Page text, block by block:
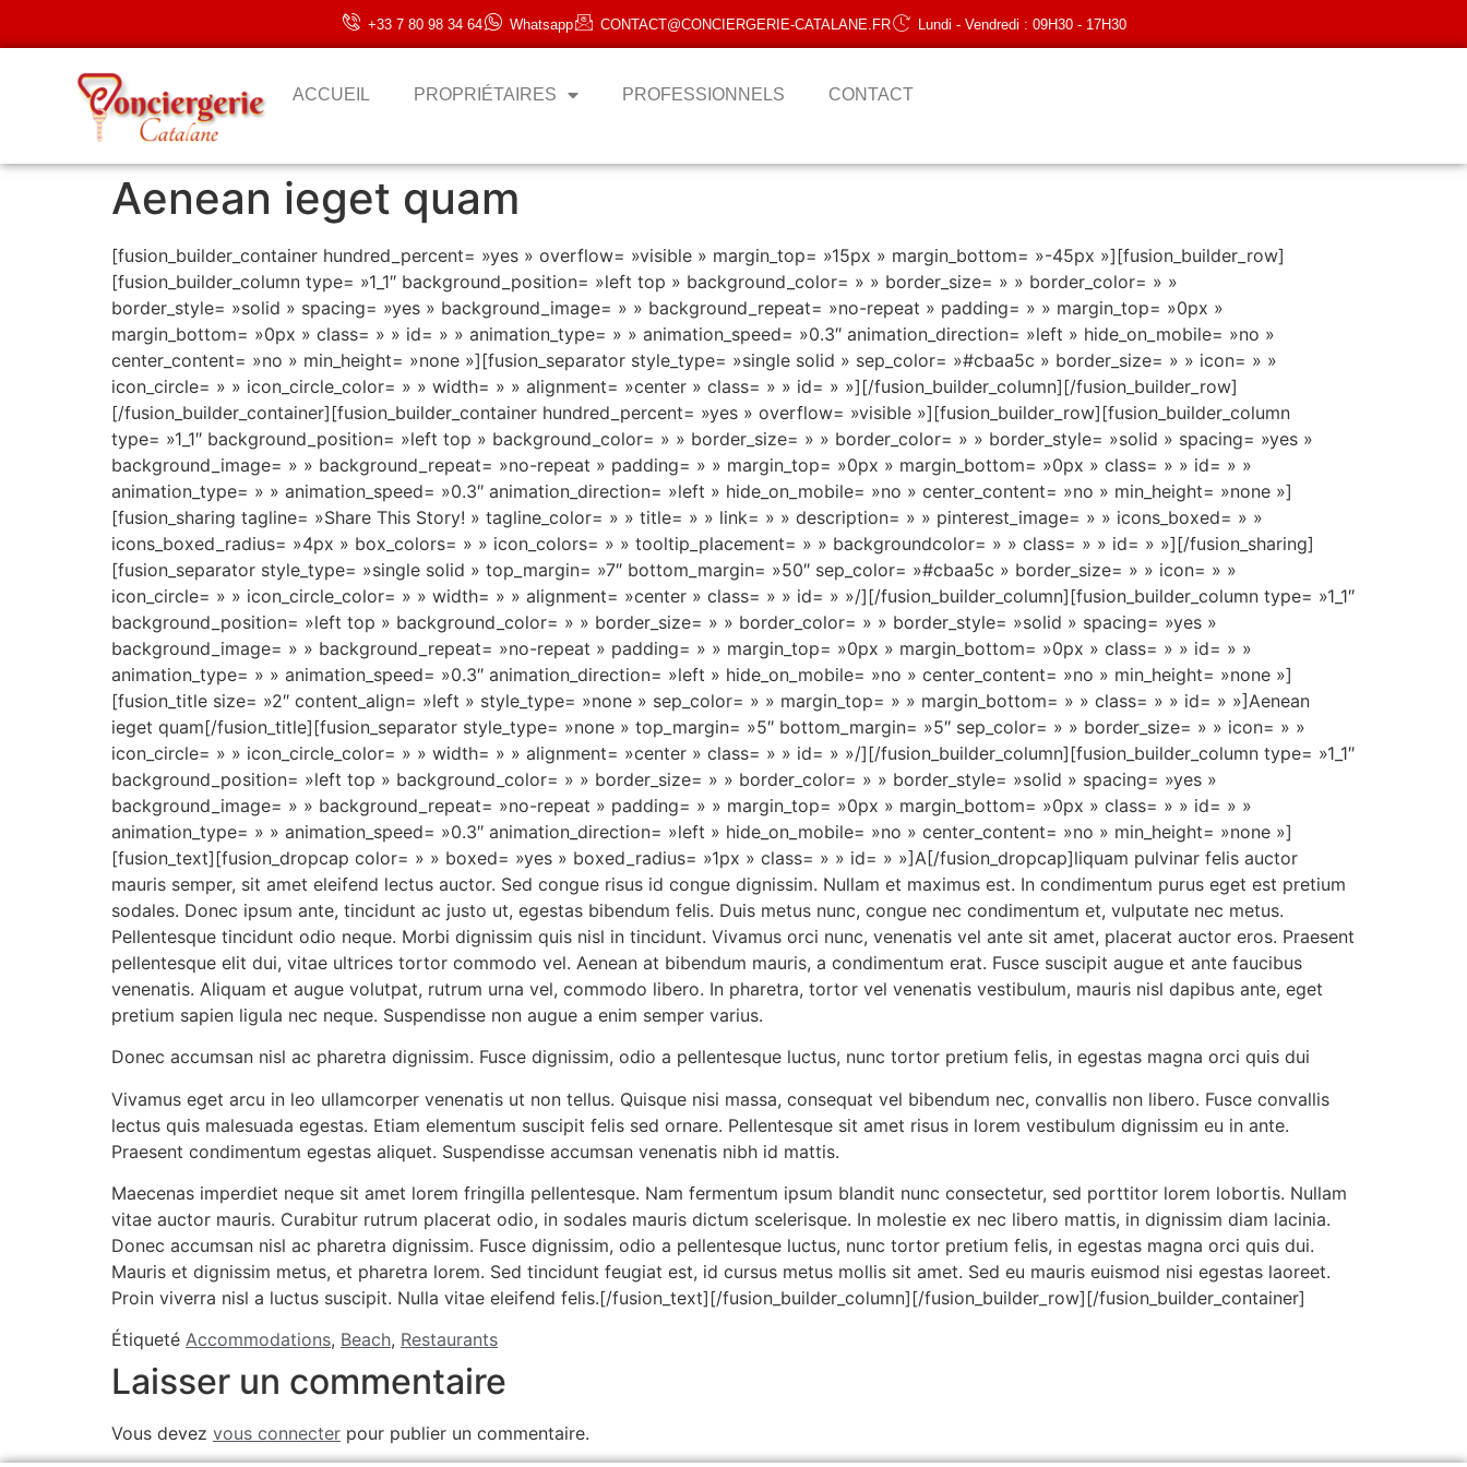
+33 7 80 98 34 64 Whatsapp CONTACT@CONCIERGERIE-CATALANE.FR Lundi - Vendredi : 09H30 - 17H30
ACCUEIL PROPRIÉTAIRES PROFESSIONNELS CONTACT
Aenean ieget quam
[fusion_builder_container hundred_percent= »yes » overflow= »visible » margin_top= »15px » margin_bottom= »-45px »][fusion_builder_row]
[fusion_builder_column type= »1_1″ background_position= »left top » background_color= » » border_size= » » border_color= » »
border_style= »solid » spacing= »yes » background_image= » » background_repeat= »no-repeat » padding= » » margin_top= »0px »
margin_bottom= »0px » class= » » id= » » animation_type= » » animation_speed= »0.3″ animation_direction= »left » hide_on_mobile= »no »
center_content= »no » min_height= »none »][fusion_separator style_type= »single solid » sep_color= »#cbaa5c » border_size= » » icon= » »
icon_circle= » » icon_circle_color= » » width= » » alignment= »center » class= » » id= » »][/fusion_builder_column][/fusion_builder_row]
[/fusion_builder_container][fusion_builder_container hundred_percent= »yes » overflow= »visible »][fusion_builder_row][fusion_builder_column
type= »1_1″ background_position= »left top » background_color= » » border_size= » » border_color= » » border_style= »solid » spacing= »yes »
background_image= » » background_repeat= »no-repeat » padding= » » margin_top= »0px » margin_bottom= »0px » class= » » id= » »
animation_type= » » animation_speed= »0.3″ animation_direction= »left » hide_on_mobile= »no » center_content= »no » min_height= »none »]
[fusion_sharing tagline= »Share This Story! » tagline_color= » » title= » » link= » » description= » » pinterest_image= » » icons_boxed= » »
icons_boxed_radius= »4px » box_colors= » » icon_colors= » » tooltip_placement= » » backgroundcolor= » » class= » » id= » »][/fusion_sharing]
[fusion_separator style_type= »single solid » top_margin= »7″ bottom_margin= »50″ sep_color= »#cbaa5c » border_size= » » icon= » »
icon_circle= » » icon_circle_color= » » width= » » alignment= »center » class= » » id= » »/][/fusion_builder_column][fusion_builder_column type= »1_1″
background_position= »left top » background_color= » » border_size= » » border_color= » » border_style= »solid » spacing= »yes »
background_image= » » background_repeat= »no-repeat » padding= » » margin_top= »0px » margin_bottom= »0px » class= » » id= » »
animation_type= » » animation_speed= »0.3″ animation_direction= »left » hide_on_mobile= »no » center_content= »no » min_height= »none »]
[fusion_title size= »2″ content_align= »left » style_type= »none » sep_color= » » margin_top= » » margin_bottom= » » class= » » id= » »]Aenean
ieget quam[/fusion_title][fusion_separator style_type= »none » top_margin= »5″ bottom_margin= »5″ sep_color= » » border_size= » » icon= » »
icon_circle= » » icon_circle_color= » » width= » » alignment= »center » class= » » id= » »/][/fusion_builder_column][fusion_builder_column type= »1_1″
background_position= »left top » background_color= » » border_size= » » border_color= » » border_style= »solid » spacing= »yes »
background_image= » » background_repeat= »no-repeat » padding= » » margin_top= »0px » margin_bottom= »0px » class= » » id= » »
animation_type= » » animation_speed= »0.3″ animation_direction= »left » hide_on_mobile= »no » center_content= »no » min_height= »none »]
[fusion_text][fusion_dropcap color= » » boxed= »yes » boxed_radius= »1px » class= » » id= » »]A[/fusion_dropcap]liquam pulvinar felis auctor
mauris semper, sit amet eleifend lectus auctor. Sed congue risus id congue dignissim. Nullam et maximus est. In condimentum purus eget est pretium
sodales. Donec ipsum ante, tincidunt ac justo ut, egestas bibendum felis. Duis metus nunc, congue nec condimentum et, vulputate nec metus.
Pellentesque tincidunt odio neque. Morbi dignissim quis nisl in tincidunt. Vivamus orci nunc, venenatis vel ante sit amet, placerat auctor eros. Praesent
pellentesque elit dui, vitae ultrices tortor commodo vel. Aenean at bibendum mauris, a condimentum erat. Fusce suscipit augue et ante faucibus
venenatis. Aliquam et augue volutpat, rutrum urna vel, commodo libero. In pharetra, tortor vel venenatis vestibulum, mauris nisl dapibus ante, eget
pretium sapien ligula nec neque. Suspendisse non augue a enim semper varius.
Donec accumsan nisl ac pharetra dignissim. Fusce dignissim, odio a pellentesque luctus, nunc tortor pretium felis, in egestas magna orci quis dui
Vivamus eget arcu in leo ullamcorper venenatis ut non tellus. Quisque nisi massa, consequat vel bibendum nec, convallis non libero. Fusce convallis
lectus quis malesuada egestas. Etiam elementum suscipit felis sed ornare. Pellentesque sit amet risus in lorem vestibulum dignissim eu in ante.
Praesent condimentum egestas aliquet. Suspendisse accumsan venenatis nibh id mattis.
Maecenas imperdiet neque sit amet lorem fringilla pellentesque. Nam fermentum ipsum blandit nunc consectetur, sed porttitor lorem lobortis. Nullam
vitae auctor mauris. Curabitur rutrum placerat odio, in sodales mauris dictum scelerisque. In molestie ex nec libero mattis, in dignissim diam lacinia.
Donec accumsan nisl ac pharetra dignissim. Fusce dignissim, odio a pellentesque luctus, nunc tortor pretium felis, in egestas magna orci quis dui.
Mauris et dignissim metus, et pharetra lorem. Sed tincidunt feugiat est, id cursus metus mollis sit amet. Sed eu mauris euismod nisi egestas laoreet.
Proin viverra nisl a luctus suscipit. Nulla vitae eleifend felis.[/fusion_text][/fusion_builder_column][/fusion_builder_row][/fusion_builder_container]
Étiqueté Accommodations, Beach, Restaurants
Laisser un commentaire
Vous devez vous connecter pour publier un commentaire.